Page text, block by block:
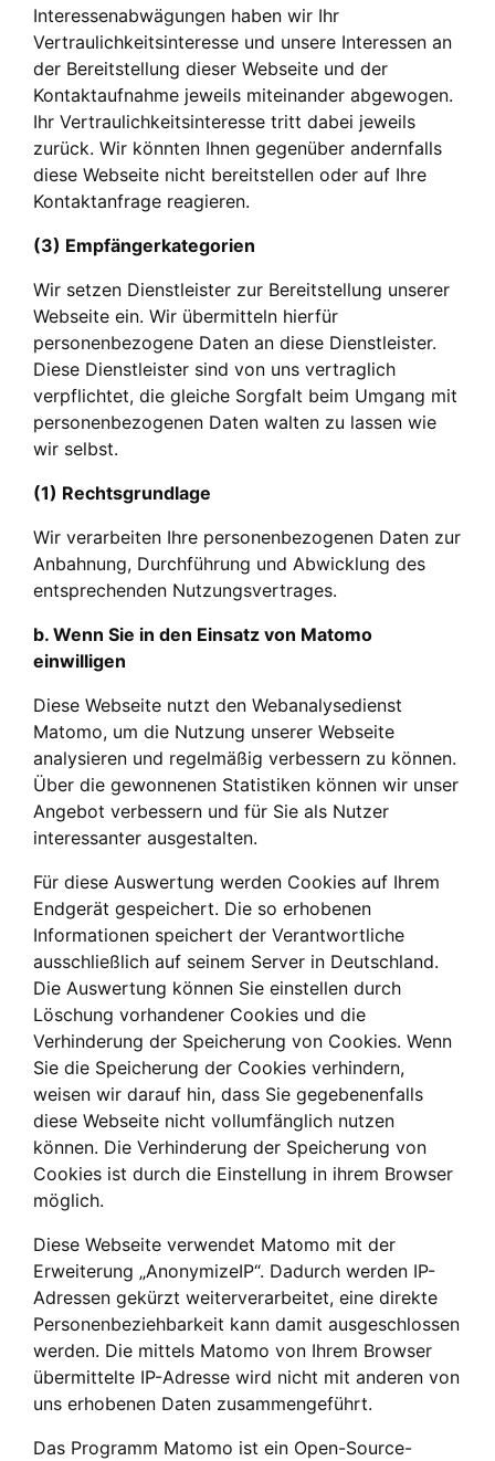
Interessenabwägungen haben wir Ihr
Vertraulichkeitsinteresse und unsere Interessen an
der Bereitstellung dieser Webseite und der
Kontaktaufnahme jeweils miteinander abgewogen.
Ihr Vertraulichkeitsinteresse tritt dabei jeweils
zurück. Wir könnten Ihnen gegenüber andernfalls
diese Webseite nicht bereitstellen oder auf Ihre
Kontaktanfrage reagieren.
(3) Empfängerkategorien
Wir setzen Dienstleister zur Bereitstellung unserer
Webseite ein. Wir übermitteln hierfür
personenbezogene Daten an diese Dienstleister.
Diese Dienstleister sind von uns vertraglich
verpflichtet, die gleiche Sorgfalt beim Umgang mit
personenbezogenen Daten walten zu lassen wie
wir selbst.
(1) Rechtsgrundlage
Wir verarbeiten Ihre personenbezogenen Daten zur
Anbahnung, Durchführung und Abwicklung des
entsprechenden Nutzungsvertrages.
b. Wenn Sie in den Einsatz von Matomo
einwilligen
Diese Webseite nutzt den Webanalysedienst
Matomo, um die Nutzung unserer Webseite
analysieren und regelmäßig verbessern zu können.
Über die gewonnenen Statistiken können wir unser
Angebot verbessern und für Sie als Nutzer
interessanter ausgestalten.
Für diese Auswertung werden Cookies auf Ihrem
Endgerät gespeichert. Die so erhobenen
Informationen speichert der Verantwortliche
ausschließlich auf seinem Server in Deutschland.
Die Auswertung können Sie einstellen durch
Löschung vorhandener Cookies und die
Verhinderung der Speicherung von Cookies. Wenn
Sie die Speicherung der Cookies verhindern,
weisen wir darauf hin, dass Sie gegebenenfalls
diese Webseite nicht vollumfänglich nutzen
können. Die Verhinderung der Speicherung von
Cookies ist durch die Einstellung in ihrem Browser
möglich.
Diese Webseite verwendet Matomo mit der
Erweiterung „AnonymizeIP“. Dadurch werden IP-
Adressen gekürzt weiterverarbeitet, eine direkte
Personenbeziehbarkeit kann damit ausgeschlossen
werden. Die mittels Matomo von Ihrem Browser
übermittelte IP-Adresse wird nicht mit anderen von
uns erhobenen Daten zusammengeführt.
Das Programm Matomo ist ein Open-Source-